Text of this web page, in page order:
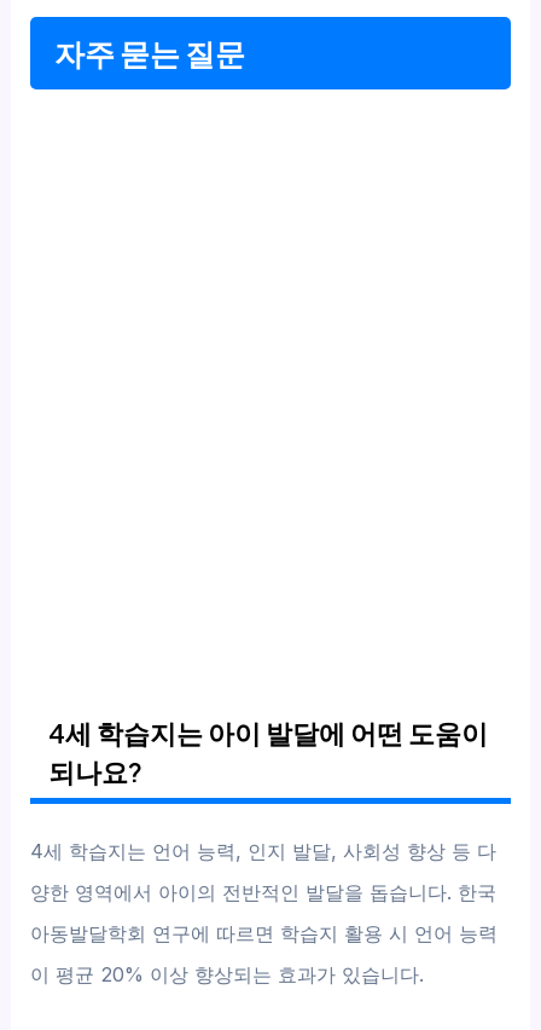
자주 묻는 질문
4세 학습지는 아이 발달에 어떤 도움이
되나요?
4세 학습지는 언어 능력, 인지 발달, 사회성 향상 등 다
양한 영역에서 아이의 전반적인 발달을 돕습니다. 한국
아동발달학회 연구에 따르면 학습지 활용 시 언어 능력
이 평균 20% 이상 향상되는 효과가 있습니다.